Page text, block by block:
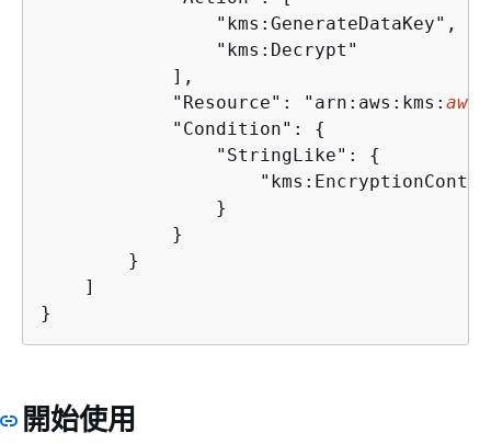
                "kms:GenerateDataKey",
                "kms:Decrypt"
            ],
            "Resource": "arn:aws:kms:
            "Condition":
{
                "StringLike":
{
                }
            }
        }
    ]
}
開始使用